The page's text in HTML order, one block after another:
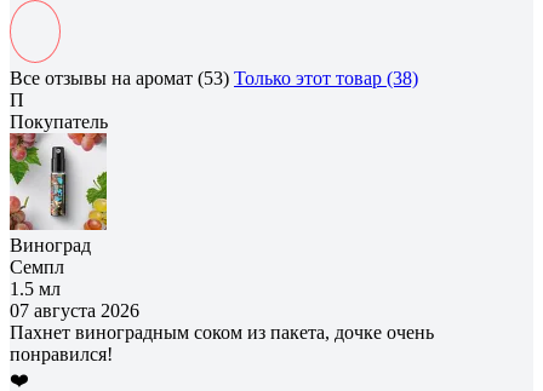
Все отзывы на аромат (53) Только этот товар (38)
П
Покупатель
Виноград
Семпл
1.5 мл
07 августа 2026
Пахнет виноградным соком из пакета, дочке очень
понравился!
❤️